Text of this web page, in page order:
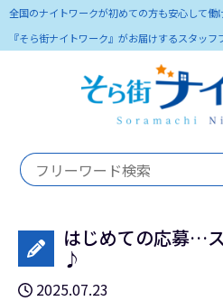
全国のナイトワークが初めての方も安心して働
『そら街ナイトワーク』がお届けするスタッフ
はじめての応募…
♪
2025.07.23